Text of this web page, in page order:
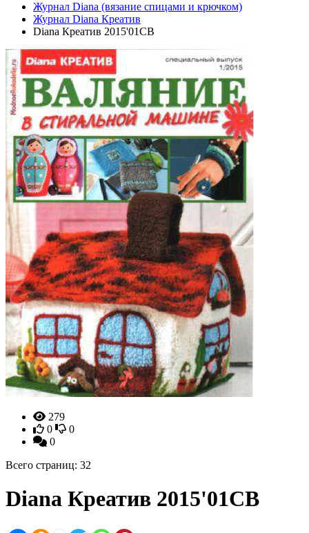
Журнал Diana (вязание спицами и крючком)
Журнал Diana Креатив
Diana Креатив 2015'01СВ
279
0
0
0
Всего страниц: 32
Diana Креатив 2015'01СВ